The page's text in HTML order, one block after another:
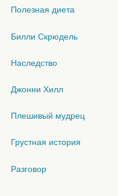
Полезная диета
Билли Скрюдель
Наследство
Джонни Хилл
Плешивый мудрец
Грустная история
Разговор